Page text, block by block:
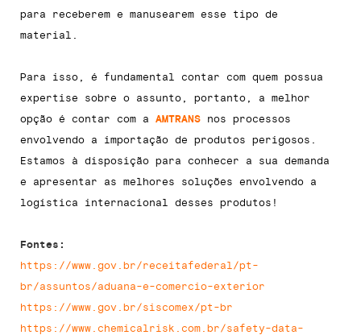
para receberem e manusearem esse tipo de
material.
Para isso, é fundamental contar com quem possua
expertise sobre o assunto, portanto, a melhor
opção é contar com a AMTRANS nos processos
envolvendo a importação de produtos perigosos.
Estamos à disposição para conhecer a sua demanda
e apresentar as melhores soluções envolvendo a
logística internacional desses produtos!
Fontes:
https://www.gov.br/receitafederal/pt-
br/assuntos/aduana-e-comercio-exterior
https://www.gov.br/siscomex/pt-br
https://www.chemicalrisk.com.br/safety-data-